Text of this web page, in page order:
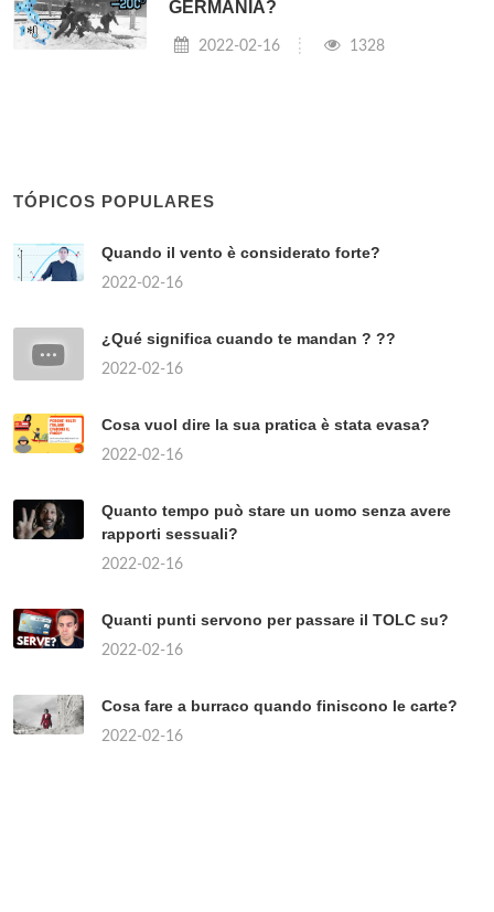
GERMANIA?
2022-02-16 1328
TÓPICOS POPULARES
Quando il vento è considerato forte?
2022-02-16
¿Qué significa cuando te mandan ? ??
2022-02-16
Cosa vuol dire la sua pratica è stata evasa?
2022-02-16
Quanto tempo può stare un uomo senza avere
rapporti sessuali?
2022-02-16
Quanti punti servono per passare il TOLC su?
2022-02-16
Cosa fare a burraco quando finiscono le carte?
2022-02-16